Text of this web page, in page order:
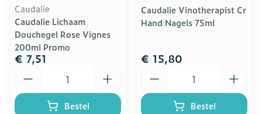
Caudalie
Caudalie Lichaam
Douchegel Rose Vignes
200ml Promo
€ 7,51
Bestel
Caudalie Vinotherapist Cr
Hand Nagels 75ml
€ 15,80
Bestel